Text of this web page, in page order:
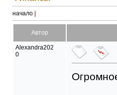
начало
Автор
Alexandra202
0